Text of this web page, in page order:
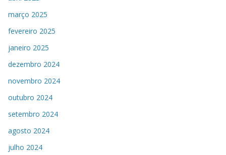
março 2025
fevereiro 2025
janeiro 2025
dezembro 2024
novembro 2024
outubro 2024
setembro 2024
agosto 2024
julho 2024